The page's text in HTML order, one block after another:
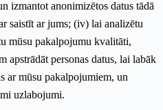
izmantot anonimizētos datus tādā
saistīt ar jums; (iv) lai analizētu
mūsu pakalpojumu kvalitāti,
apstrādāt personas datus, lai labāk
ar mūsu pakalpojumiem, un
uzlabojumi.